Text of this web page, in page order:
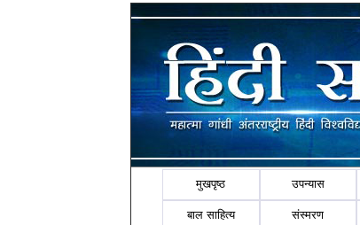
मुखपृष्ठ उपन्यास
बाल साहित्य संस्मरण